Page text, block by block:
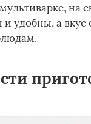
на
удобны, а вкус